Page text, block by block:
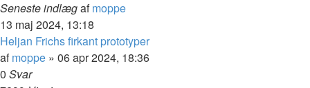
Seneste indlægafmoppe
13 maj 2024, 13:18
Heljan Frichs firkant prototyper
afmoppe » 06 apr 2024, 18:36
0 Svar